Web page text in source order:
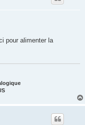
pour alimenter la